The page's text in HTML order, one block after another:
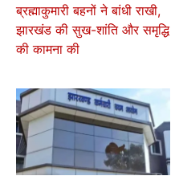
ब्रह्माकुमारी बहनों ने बांधी राखी,
झारखंड की सुख-शांति और समृद्धि
की कामना की